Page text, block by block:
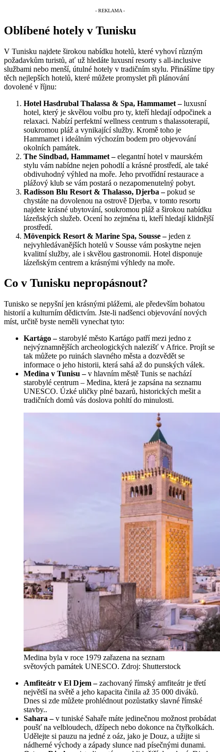
Oblíbené hotely v Tunisku
V Tunisku najdete širokou nabídku hotelů, které vyhoví různým
požadavkům turistů, ať už hledáte luxusní resorty s all-inclusive
službami nebo menší, útulné hotely v tradičním stylu. Přinášíme tipy
těch nejlepších hotelů, které můžete promyslet při plánování
dovolené v říjnu:
Hotel Hasdrubal Thalassa & Spa, Hammamet –luxusní
hotel, který je skvělou volbu pro ty, kteří hledají odpočinek a
relaxaci. Nabízí perfektní wellness centrum s thalassoterapií,
soukromou pláž a vynikající služby. Kromě toho je
Hammamet i ideálním výchozím bodem pro objevování
okolních památek.
The Sindbad, Hammamet –elegantní hotel v maurském
stylu vám nabídne nejen pohodlí a krásné prostředí, ale také
obdivuhodný výhled na moře. Jeho prvotřídní restaurace a
plážový klub se vám postará o nezapomenutelný pobyt.
Radisson Blu Resort & Thalasso, Djerba –pokud se
chystáte na dovolenou na ostrově Djerba, v tomto resortu
najdete krásné ubytování, soukromou pláž a širokou nabídku
lázeňských služeb. Ocení ho zejména ti, kteří hledají klidnější
prostředí.
Mövenpick Resort & Marine Spa, Sousse –jeden z
nejvyhledávanějších hotelů v Sousse vám poskytne nejen
kvalitní služby, ale i skvělou gastronomii. Hotel disponuje
lázeňským centrem a krásnými výhledy na moře.
Co v Tunisku nepropásnout?
Tunisko se nepyšní jen krásnými plážemi, ale především bohatou
historií a kulturním dědictvím. Jste-li nadšenci objevování nových
míst, určitě byste neměli vynechat tyto:
Kartágo –starobylé město Kartágo patří mezi jedno z
nejvýznamnějších archeologických nalezišť v Africe. Projít se
tak můžete po ruinách slavného města a dozvědět se
informace o jeho historii, která sahá až do punských válek.
Medina v Tunisu –v hlavním městě Tunis se nachází
starobylé centrum – Medina, která je zapsána na seznamu
UNESCO. Úzké uličky plné bazarů, historických mešit a
tradičních domů vás doslova pohltí do minulosti.
Medina byla v roce 1979 zařazena na seznam
světových památek UNESCO. Zdroj: Shutterstock
Amfiteátr v El Djem –zachovaný římský amfiteátr je třetí
největší na světě a jeho kapacita činila až 35 000 diváků.
Dnes si zde můžete prohlédnout pozůstatky slavné římské
stavby..
Sahara –v tuniské Sahaře máte jedinečnou možnost probádat
poušť na velbloudech, džípech nebo dokonce na čtyřkolkách.
Udělejte si pauzu na jedné z oáz, jako je Douz, a užijte si
nádherné východy a západy slunce nad písečnými dunami.